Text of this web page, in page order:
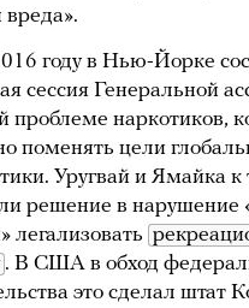
году в Нью-Йорке
сессия Генеральной
проблеме наркотиков,
поменять цели
Уругвай и Ямайка
решение в нарушение
легализовать
. В США в обход
это сделал штат